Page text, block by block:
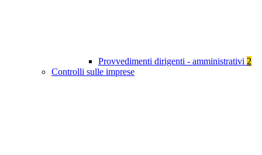
Provvedimenti dirigenti - amministrativi 2
Controlli sulle imprese